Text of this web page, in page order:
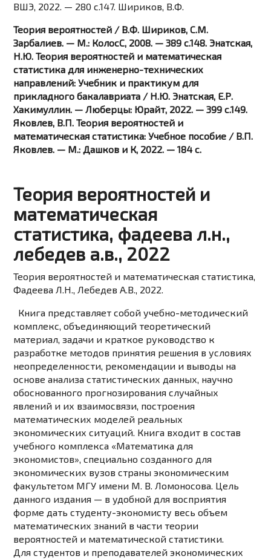
ВШЭ, 2022. — 280 c.147. Шириков, В.Ф.
Теория вероятностей / В.Ф. Шириков, С.М.
Зарбалиев. — М.: КолосС, 2008. — 389 c.148. Энатская,
Н.Ю. Теория вероятностей и математическая
статистика для инженерно-технических
направлений: Учебник и практикум для
прикладного бакалавриата / Н.Ю. Энатская, Е.Р.
Хакимуллин. — Люберцы: Юрайт, 2022. — 399 c.149.
Яковлев, В.П. Теория вероятностей и
математическая статистика: Учебное пособие / В.П.
Яковлев. — М.: Дашков и К, 2022. — 184 c.
Теория вероятностей и
математическая
статистика, фадеева л.н.,
лебедев а.в., 2022
Теория вероятностей и математическая статистика,
Фадеева Л.Н., Лебедев А.В., 2022.
Книга представляет собой учебно-методический
комплекс, объединяющий теоретический
материал, задачи и краткое руководство к
разработке методов принятия решения в условиях
неопределенности, рекомендации и выводы на
основе анализа статистических данных, научно
обоснованного прогнозирования случайных
явлений и их взаимосвязи, построения
математических моделей реальных
экономических ситуаций. Книга входит в состав
учебного комплекса «Математика для
экономистов», специально созданного для
экономических вузов страны экономическим
факультетом МГУ имени М. В. Ломоносова. Цель
данного издания — в удобной для восприятия
форме дать студенту-экономисту весь объем
математических знаний в части теории
вероятностей и математической статистики.
Для студентов и преподавателей экономических